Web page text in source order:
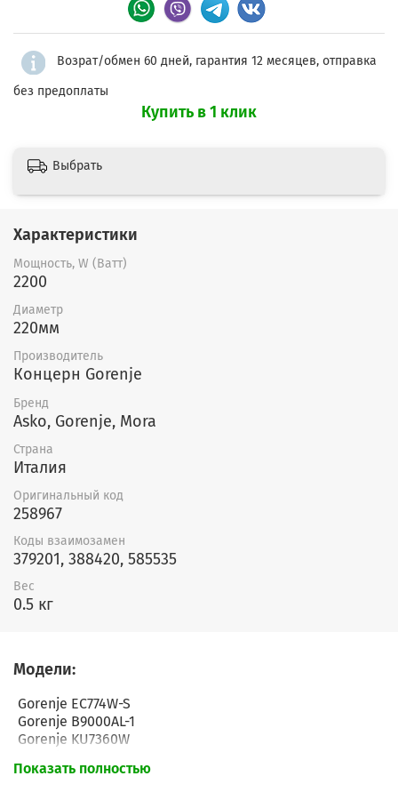
Возрат/обмен 60 дней, гарантия 12 месяцев, отправка
без предоплаты
Купить в 1 клик
Выбрать
Характеристики
Мощность, W (Ватт)
2200
Диаметр
220мм
Производитель
Концерн Gorenje
Бренд
Asko, Gorenje, Mora
Страна
Италия
Оригинальный код
258967
Коды взаимозамен
379201, 388420, 585535
Вес
0.5 кг
Модели:
Gorenje EC774W-S
Gorenje B9000AL-1
Gorenje KU7360W
Gorenje KU7360E
Показать полностью